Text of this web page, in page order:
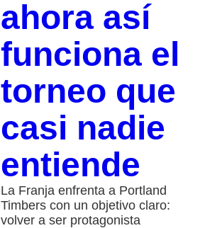
ahora así
funciona el
torneo que
casi nadie
entiende
La Franja enfrenta a Portland
Timbers con un objetivo claro:
volver a ser protagonista